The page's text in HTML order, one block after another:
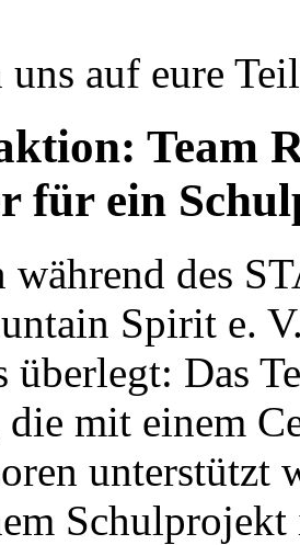
auf eure
Team
für ein
des
Spirit e.
überlegt: Das
mit einem
unterstützt